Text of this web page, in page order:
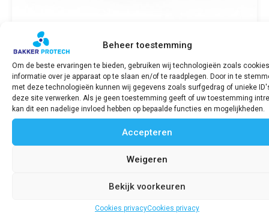
Beheer toestemming
Om de beste ervaringen te bieden, gebruiken wij technologieën zoals
informatie over je apparaat op te slaan en/of te raadplegen. Door in te
met deze technologieën kunnen wij gegevens zoals surfgedrag of unieke
deze site verwerken. Als je geen toestemming geeft of uw toestemming
kan dit een nadelige invloed hebben op bepaalde functies en mogelijkheden.
Accepteren
Weigeren
Bekijk voorkeuren
Cookies privacyCookies privacy
Vriesplug / FrostPlug SABB Diesel 2H /
2J / 2G
€23,14 incl. BTW